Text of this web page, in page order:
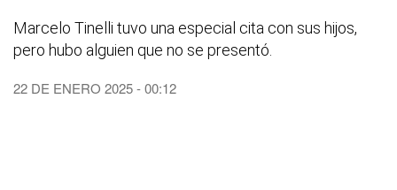
Marcelo Tinelli tuvo una especial cita con sus hijos,
pero hubo alguien que no se presentó.
22 DE ENERO 2025 - 00:12